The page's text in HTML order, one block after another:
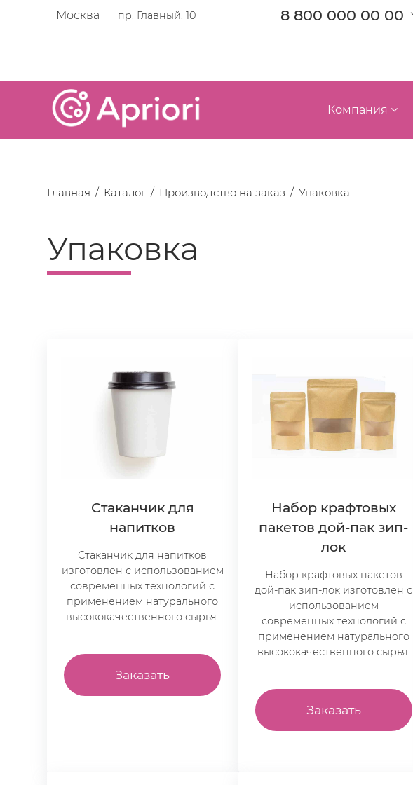
Москва пр. Главный, 10 8 800 000 00 00
Компания
Главная Каталог Производство на заказ Упаковка
Упаковка
Стаканчик для
напитков
Стаканчик для напитков
изготовлен с использованием
современных технологий с
применением натурального
высококачественного сырья.
Заказать
Набор крафтовых
пакетов дой-пак зип-
лок
Набор крафтовых пакетов
дой-пак зип-лок изготовлен с
использованием
современных технологий с
применением натурального
высококачественного сырья.
Заказать